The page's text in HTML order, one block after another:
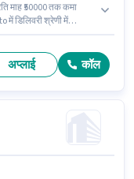
माह ₹50000 तक कमा
में डिलिवरी श्रेणी में
अप्लाई कॉल